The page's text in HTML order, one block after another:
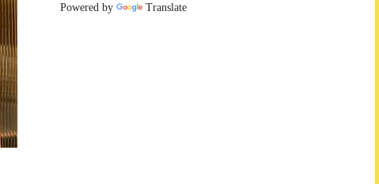
Powered by Translate